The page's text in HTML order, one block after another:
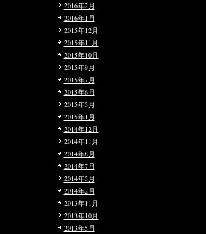
2016年2月
2016年1月
2015年12月
2015年11月
2015年10月
2015年9月
2015年7月
2015年6月
2015年5月
2015年1月
2014年12月
2014年11月
2014年8月
2014年7月
2014年5月
2014年2月
2013年11月
2013年10月
2013年5月
2020年7月
ンラインで発売開
始！
ジャンルやカテゴリーの垣根を取り払い、現世の世界
中の素晴らしい音楽からインスピレーションを受け、
コアなアーティストやファンに向けて、製作活動を続
けるファッションブランドFranCisT_MOR.K.S. (フラ
ンシスト・モークス)と、ファッションディレクタ
ー・干場義雅氏が編集長を務めるファッション＆ライ
フスタイルウエブマガジンFORZA STYLE のマルチエ